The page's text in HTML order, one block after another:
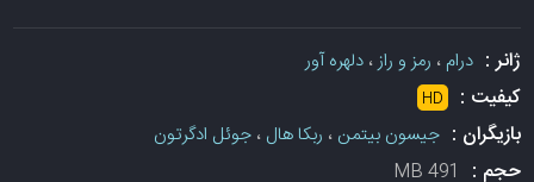
ژانر :درام ، رمز و راز،دلهره آور
کیفیت : HD
بازیگران :جیسون بیتمن ، ربکا هال ،جوئل ادگرتون
حجم : 491 MB